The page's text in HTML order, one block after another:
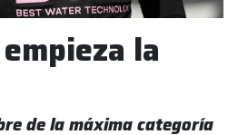
la
de la máxima categoría